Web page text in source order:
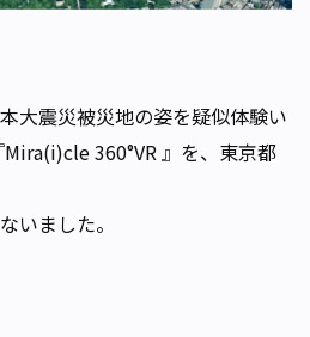
大震災被災地の姿を疑似体験い
360°VR 』を、東京都
いました。